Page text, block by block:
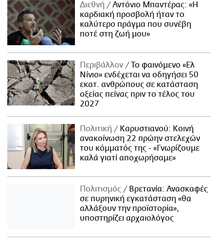
Διεθνή
Αντόνιο Μπαντέρας: «Η
καρδιακή προσβολή ήταν το
καλύτερο πράγμα που συνέβη
ποτέ στη ζωή μου»
Περιβάλλον
Το φαινόμενο «Ελ
Νίνιο» ενδέχεται να οδηγήσει 50
εκατ. ανθρώπους σε κατάσταση
οξείας πείνας πριν το τέλος του
2027
Πολιτική
Καρυστιανού: Κοινή
ανακοίνωση 22 πρώην στελεχών
του κόμματός της - «Γνωρίζουμε
καλά γιατί αποχωρήσαμε»
Πολιτισμός
Βρετανία: Ανασκαφές
σε πυρηνική εγκατάσταση «θα
αλλάξουν την προϊστορία»,
υποστηρίζει αρχαιολόγος